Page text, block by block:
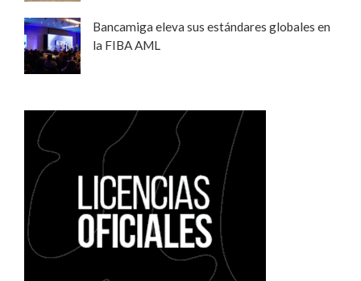
Bancamiga eleva sus estándares globales en
la FIBA AML